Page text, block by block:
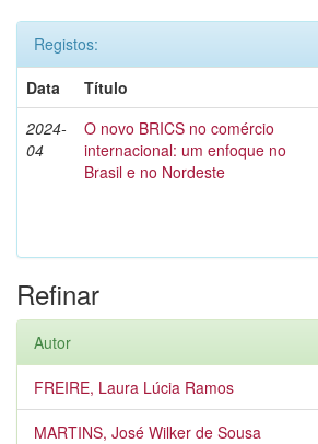
Registos:
Data
Título
2024-
04
O novo BRICS no comércio
internacional: um enfoque no
Brasil e no Nordeste
Refinar
Autor
FREIRE, Laura Lúcia Ramos
MARTINS, José Wilker de Sousa